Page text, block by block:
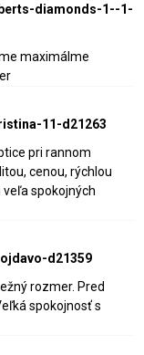
diamonds-1--1-
maximálme
11-d21263
pri rannom
cenou, rýchlou
spokojných
d21359
rozmer. Pred
spokojnosť s